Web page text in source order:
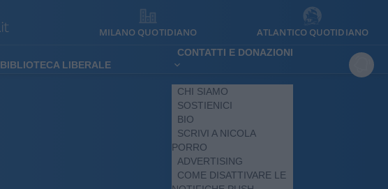
MILANO QUOTIDIANO ATLANTICO QUOTIDIANO
BIBLIOTECA LIBERALE
CONTATTI E DONAZIONI
CHI SIAMO
SOSTIENICI
BIO
SCRIVI A NICOLA
PORRO
ADVERTISING
COME DISATTIVARE LE